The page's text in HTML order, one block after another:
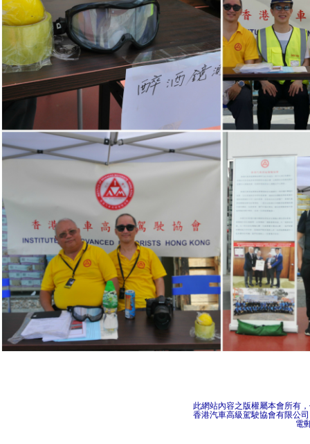
此網站內容之版權屬本會所有
香港汽車高級駕駛協會有限公司
電